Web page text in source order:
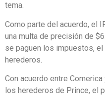
tema.
Como parte del acuerdo, el
una multa de precisión de
se paguen los impuestos,
herederos.
Con acuerdo entre
los herederos de Prince, el